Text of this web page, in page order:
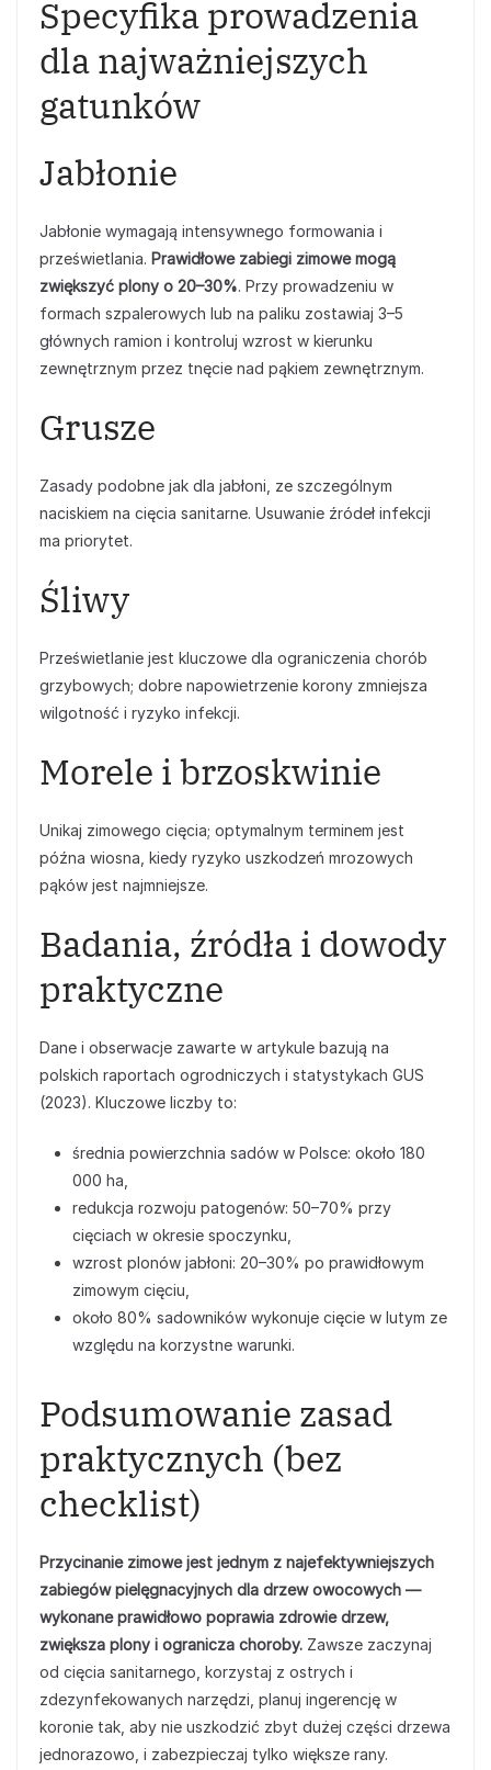
Specyfika prowadzenia
dla najważniejszych
gatunków
Jabłonie
Jabłonie wymagają intensywnego formowania i
prześwietlania. Prawidłowe zabiegi zimowe mogą
zwiększyć plony o 20–30%. Przy prowadzeniu w
formach szpalerowych lub na paliku zostawiaj 3–5
głównych ramion i kontroluj wzrost w kierunku
zewnętrznym przez tnęcie nad pąkiem zewnętrznym.
Grusze
Zasady podobne jak dla jabłoni, ze szczególnym
naciskiem na cięcia sanitarne. Usuwanie źródeł infekcji
ma priorytet.
Śliwy
Prześwietlanie jest kluczowe dla ograniczenia chorób
grzybowych; dobre napowietrzenie korony zmniejsza
wilgotność i ryzyko infekcji.
Morele i brzoskwinie
Unikaj zimowego cięcia; optymalnym terminem jest
późna wiosna, kiedy ryzyko uszkodzeń mrozowych
pąków jest najmniejsze.
Badania, źródła i dowody
praktyczne
Dane i obserwacje zawarte w artykule bazują na
polskich raportach ogrodniczych i statystykach GUS
(2023). Kluczowe liczby to:
średnia powierzchnia sadów w Polsce: około 180
000 ha,
redukcja rozwoju patogenów: 50–70% przy
cięciach w okresie spoczynku,
wzrost plonów jabłoni: 20–30% po prawidłowym
zimowym cięciu,
około 80% sadowników wykonuje cięcie w lutym ze
względu na korzystne warunki.
Podsumowanie zasad
praktycznych (bez
checklist)
Przycinanie zimowe jest jednym z najefektywniejszych
zabiegów pielęgnacyjnych dla drzew owocowych —
wykonane prawidłowo poprawia zdrowie drzew,
zwiększa plony i ogranicza choroby. Zawsze zaczynaj
od cięcia sanitarnego, korzystaj z ostrych i
zdezynfekowanych narzędzi, planuj ingerencję w
koronie tak, aby nie uszkodzić zbyt dużej części drzewa
jednorazowo, i zabezpieczaj tylko większe rany.